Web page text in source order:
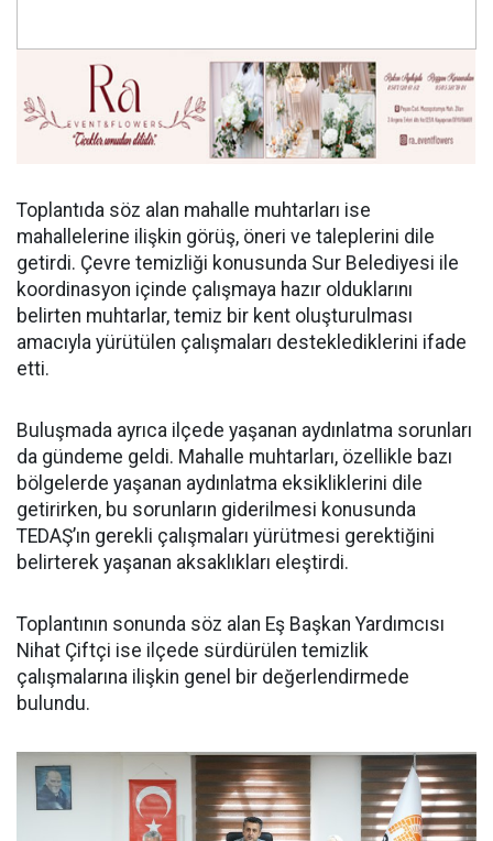
Toplantıda söz alan mahalle muhtarları ise
mahallelerine ilişkin görüş, öneri ve taleplerini dile
getirdi. Çevre temizliği konusunda Sur Belediyesi ile
koordinasyon içinde çalışmaya hazır olduklarını
belirten muhtarlar, temiz bir kent oluşturulması
amacıyla yürütülen çalışmaları desteklediklerini ifade
etti.
Buluşmada ayrıca ilçede yaşanan aydınlatma sorunları
da gündeme geldi. Mahalle muhtarları, özellikle bazı
bölgelerde yaşanan aydınlatma eksikliklerini dile
getirirken, bu sorunların giderilmesi konusunda
TEDAŞ’ın gerekli çalışmaları yürütmesi gerektiğini
belirterek yaşanan aksaklıkları eleştirdi.
Toplantının sonunda söz alan Eş Başkan Yardımcısı
Nihat Çiftçi ise ilçede sürdürülen temizlik
çalışmalarına ilişkin genel bir değerlendirmede
bulundu.